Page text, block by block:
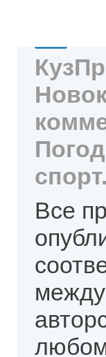
спорт.
Все
любом